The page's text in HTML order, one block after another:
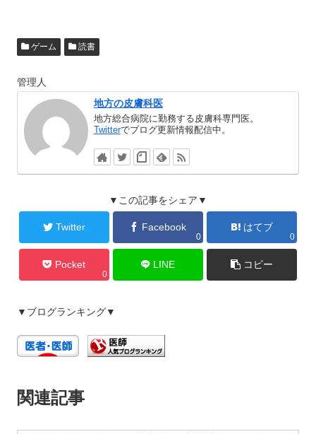
ゲーム 読書
管理人
地方の皮膚科医
地方総合病院に勤務する皮膚科専門医。
Twitterでブログ更新情報配信中。
▼この記事をシェア▼
Twitter Facebook
0
はてブ
0
Pocket
0
LINE コピー
▼ブログランキング▼
関連記事